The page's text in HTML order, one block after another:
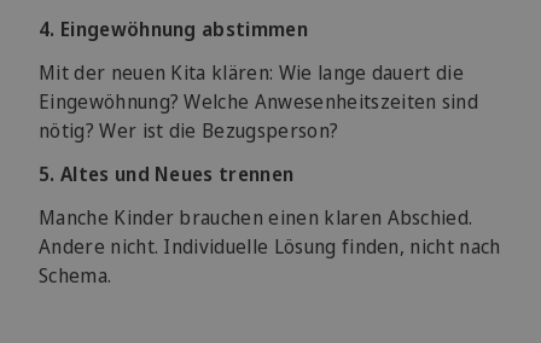
4. Eingewöhnung abstimmen
Mit der neuen Kita klären: Wie lange dauert die
Eingewöhnung? Welche Anwesenheitszeiten sind
nötig? Wer ist die Bezugsperson?
5. Altes und Neues trennen
Manche Kinder brauchen einen klaren Abschied.
Andere nicht. Individuelle Lösung finden, nicht nach
Schema.